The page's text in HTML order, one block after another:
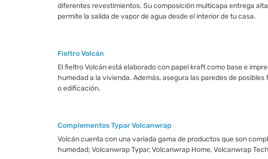
diferentes revestimientos. Su composición multicapa entrega
permite la salida de vapor de agua desde el interior de tu casa.
Fieltro Volcán
El fieltro Volcán está elaborado con papel kraft como base e
humedad a la vivienda. Además, asegura las paredes de
o edificación.
Complementos Typar Volcanwrap
Volcán cuenta con una variada gama de productos que son
humedad; Volcanwrap Typar, Volcanwrap Home, Volcanwrap